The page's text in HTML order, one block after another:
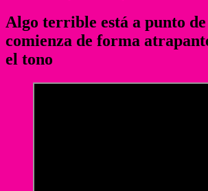
Algo terrible está a punto de
comienza de forma
el tono